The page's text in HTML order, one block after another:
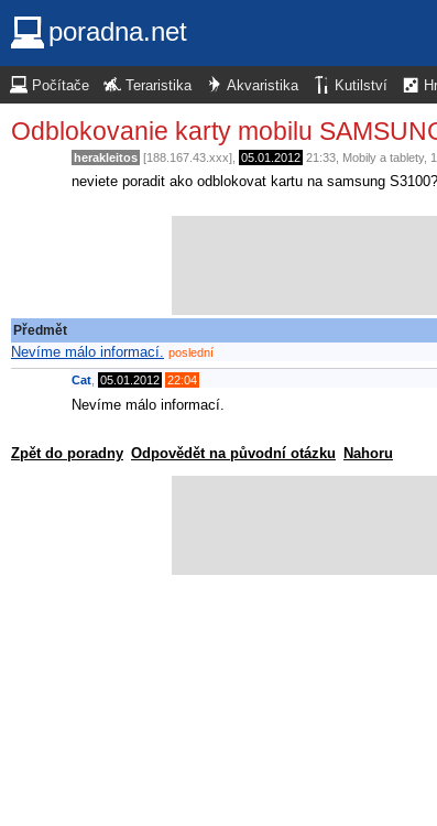
poradna.net
Počítače Teraristika Akvaristika Kutilství
Odblokovanie karty mobilu
herakleitos [188.167.43.xxx], 05.01.2012 21:33 Mobily a tablety,
neviete poradit ako odblokovat kartu na samsung S3100?
Předmět
Nevíme málo informací. poslední
Cat 05.01.2012 22:04
Nevíme málo informací.
Zpět do poradny Odpovědět na původní otázku Nahoru